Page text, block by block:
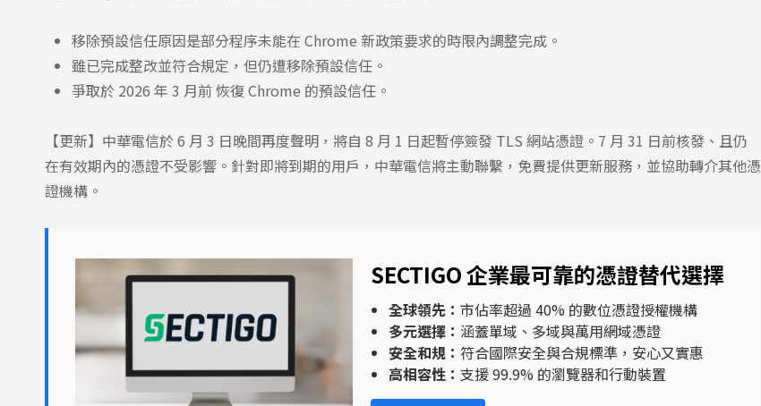
移除預設信任原因是部分程序未能在 Chrome 新政策要求的時限內調整完成。
雖已完成整改並符合規定，但仍遭移除預設信任。
爭取於 2026 年 3 月前 恢復 Chrome 的預設信任。
【更新】中華電信於 6 月 3 日晚間再度聲明，將自 8 月 1 日起暫停簽發 TLS 網站憑證。7 月 31 日前核發、且仍
在有效期內的憑證不受影響。針對即將到期的用戶，中華電信將主動聯繫，免費提供更新服務，並協助轉介其他憑
證機構。
SECTIGO 企業最可靠的憑證替代選擇
全球領先： 市佔率超過 40% 的數位憑證授權機構
多元選擇： 涵蓋單域、多域與萬用網域憑證
安全和規： 符合國際安全與合規標準，安心又實惠
高相容性： 支援 99.9% 的瀏覽器和行動裝置